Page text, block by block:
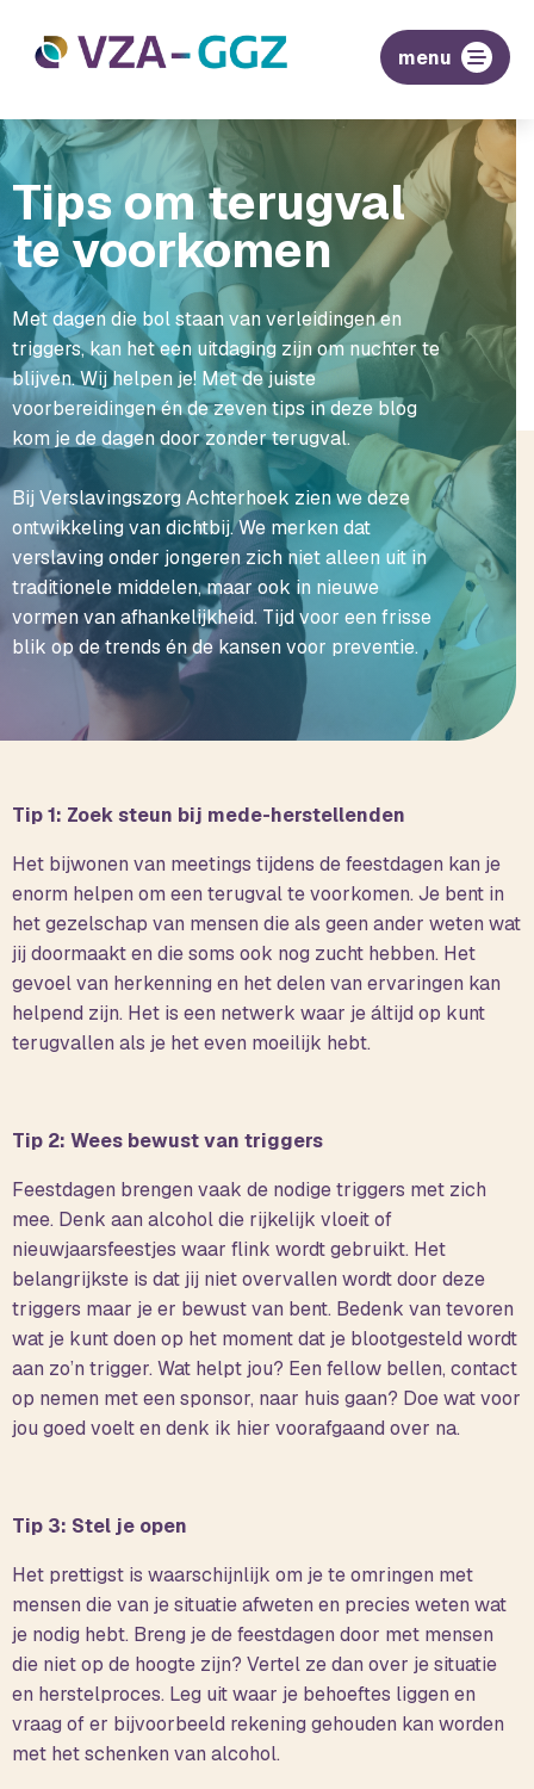
menu
Tips om terugval
te voorkomen
Met dagen die bol staan van verleidingen en
triggers, kan het een uitdaging zijn om nuchter te
blijven. Wij helpen je! Met de juiste
voorbereidingen én de zeven tips in deze blog
kom je de dagen door zonder terugval.
Bij Verslavingszorg Achterhoek zien we deze
ontwikkeling van dichtbij. We merken dat
verslaving onder jongeren zich niet alleen uit in
traditionele middelen, maar ook in nieuwe
vormen van afhankelijkheid. Tijd voor een frisse
blik op de trends én de kansen voor preventie.
Tip 1: Zoek steun bij mede-herstellenden
Het bijwonen van meetings tijdens de feestdagen kan je
enorm helpen om een terugval te voorkomen. Je bent in
het gezelschap van mensen die als geen ander weten wat
jij doormaakt en die soms ook nog zucht hebben. Het
gevoel van herkenning en het delen van ervaringen kan
helpend zijn. Het is een netwerk waar je áltijd op kunt
terugvallen als je het even moeilijk hebt.
Tip 2: Wees bewust van triggers
Feestdagen brengen vaak de nodige triggers met zich
mee. Denk aan alcohol die rijkelijk vloeit of
nieuwjaarsfeestjes waar flink wordt gebruikt. Het
belangrijkste is dat jij niet overvallen wordt door deze
triggers maar je er bewust van bent. Bedenk van tevoren
wat je kunt doen op het moment dat je blootgesteld wordt
aan zo’n trigger. Wat helpt jou? Een fellow bellen, contact
op nemen met een sponsor, naar huis gaan? Doe wat voor
jou goed voelt en denk ik hier voorafgaand over na.
Tip 3: Stel je open
Het prettigst is waarschijnlijk om je te omringen met
mensen die van je situatie afweten en precies weten wat
je nodig hebt. Breng je de feestdagen door met mensen
die niet op de hoogte zijn? Vertel ze dan over je situatie
en herstelproces. Leg uit waar je behoeftes liggen en
vraag of er bijvoorbeeld rekening gehouden kan worden
met het schenken van alcohol.